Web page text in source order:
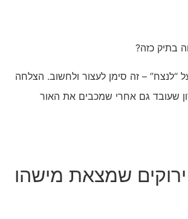
– זה סימן לעצור ולחשוב. הצלחה
שעובד גם אחרי שמכבים את האור
ירוקים שמצאת מישהו